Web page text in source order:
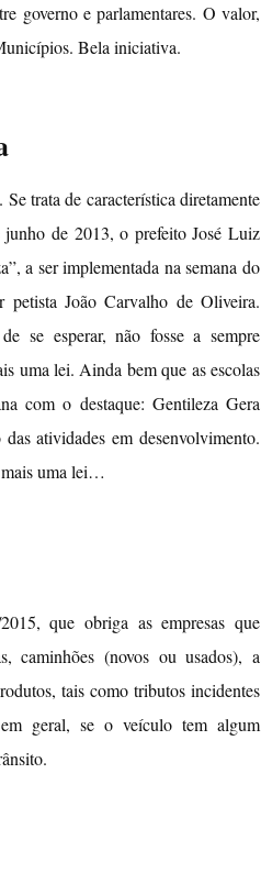
governo e parlamentares. O valor,
Bela iniciativa.
trata de característica diretamente
de 2013, o prefeito José Luiz
a ser implementada na semana do
João Carvalho de Oliveira.
se esperar, não fosse a sempre
uma lei. Ainda bem que as escolas
com o destaque: Gentileza Gera
atividades em desenvolvimento.
mais uma lei…
que obriga as empresas que
caminhões (novos ou usados), a
tais como tributos incidentes
geral, se o veículo tem algum